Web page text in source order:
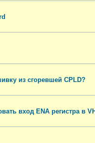
из сгоревшей CPLD?
вход ENA регистра в